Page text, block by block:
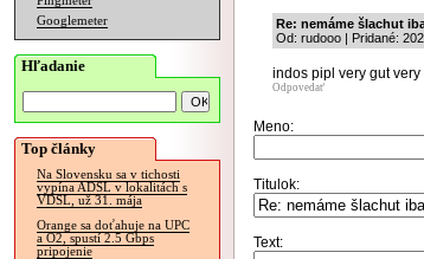
Googlemeter
Hľadanie
Top články
Na Slovensku sa v tichosti
vypína ADSL v lokalitách s
VDSL, už 31. mája
Orange sa doťahuje na UPC
a O2, spustí 2.5 Gbps
pripojenie
Re: nemáme šlachut
Od: rudooo | Pridané:
indos pipl very gut
Odpovedať
Meno:
Titulok:
Text: